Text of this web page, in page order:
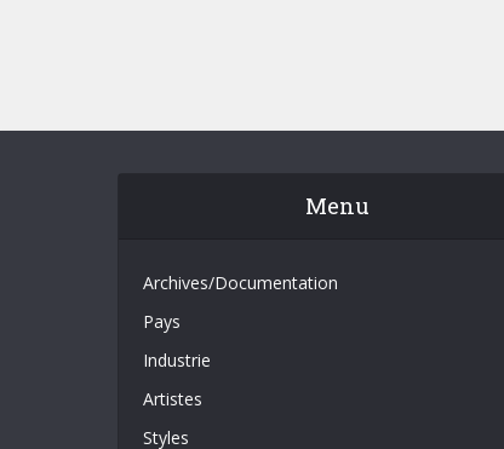
Menu
Archives/Documentation
Pays
Industrie
Artistes
Styles